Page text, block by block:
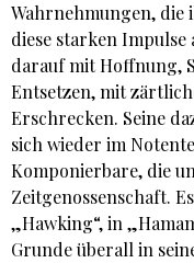
Wahrnehmungen, die
diese starken
darauf mit Hoffnung,
Entsetzen, mit
Erschrecken. Seine
sich wieder im
Komponierbare, die
Zeitgenossenschaft.
„Hawking“, in
Grunde überall in